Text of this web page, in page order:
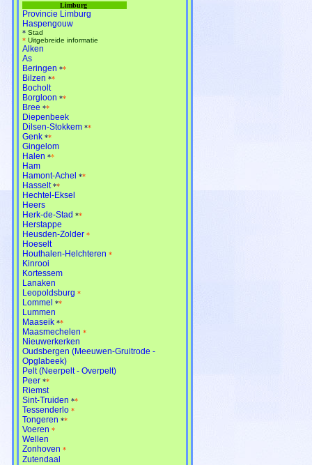
Limburg
Provincie Limburg
Haspengouw
* Stad
* Uitgebreide informatie
Alken
As
Beringen **
Bilzen **
Bocholt
Borgloon **
Bree **
Diepenbeek
Dilsen-Stokkem **
Genk **
Gingelom
Halen **
Ham
Hamont-Achel **
Hasselt **
Hechtel-Eksel
Heers
Herk-de-Stad **
Herstappe
Heusden-Zolder *
Hoeselt
Houthalen-Helchteren *
Kinrooi
Kortessem
Lanaken
Leopoldsburg *
Lommel **
Lummen
Maaseik **
Maasmechelen *
Nieuwerkerken
Oudsbergen (Meeuwen-Gruitrode -
Opglabeek)
Pelt (Neerpelt - Overpelt)
Peer **
Riemst
Sint-Truiden **
Tessenderlo *
Tongeren **
Voeren *
Wellen
Zonhoven *
Zutendaal